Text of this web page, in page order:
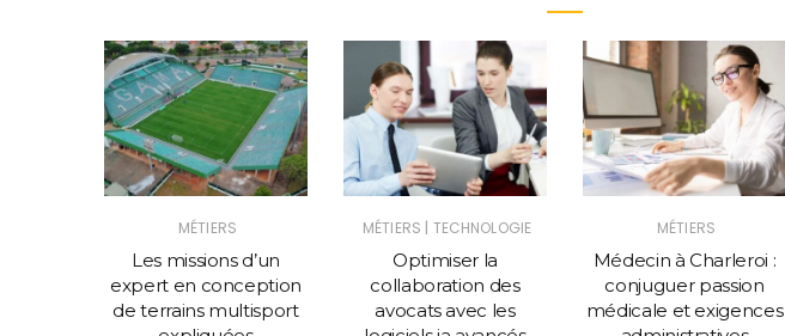
MÉTIERS
Les missions d’un
expert en conception
de terrains multisport
MÉTIERS | TECHNOLOGIE
Optimiser la
collaboration des
avocats avec les
MÉTIERS
Médecin à Charleroi :
conjuguer passion
médicale et exigences